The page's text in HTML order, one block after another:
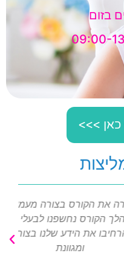
בזום
>>>
מעמיקה ,יסודית
לבעלי מקצוע שונים
בצורה מקצועית